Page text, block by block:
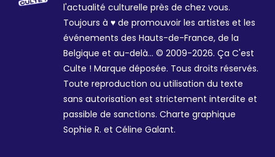
l'actualité culturelle près de chez vous.
Toujours à ♥ de promouvoir les artistes et les
événements des Hauts-de-France, de la
Belgique et au-delà... © 2009-2026. Ça C'est
Culte ! Marque déposée. Tous droits réservés.
Toute reproduction ou utilisation du texte
sans autorisation est strictement interdite et
passible de sanctions. Charte graphique
Sophie R. et Céline Galant.